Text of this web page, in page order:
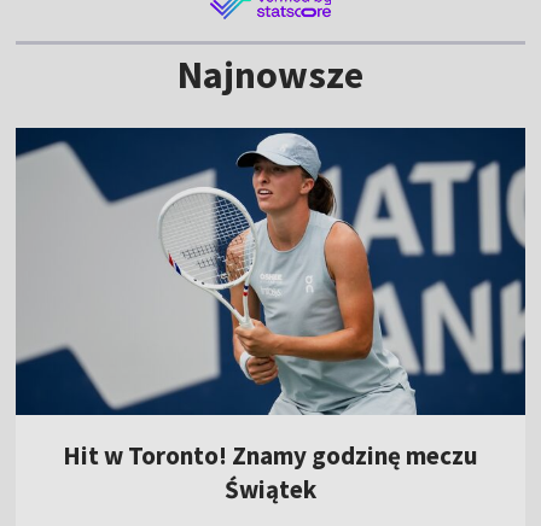
Najnowsze
Hit w Toronto! Znamy godzinę meczu
Świątek